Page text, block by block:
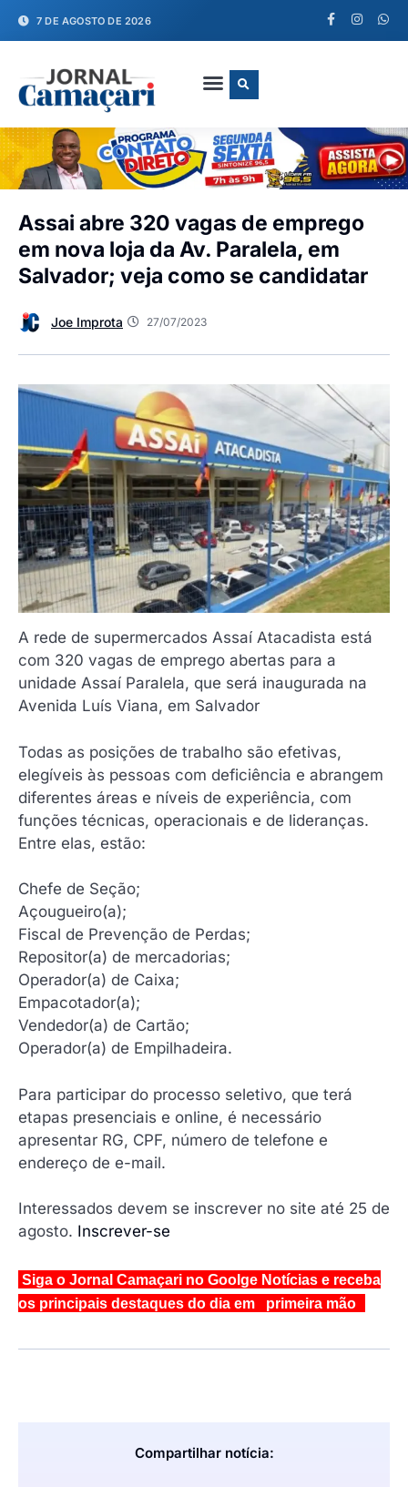
7 DE AGOSTO DE 2026
Assai abre 320 vagas de emprego
em nova loja da Av. Paralela, em
Salvador; veja como se candidatar
Joe Improta 27/07/2023
A rede de supermercados Assaí Atacadista está
com 320 vagas de emprego abertas para a
unidade Assaí Paralela, que será inaugurada na
Avenida Luís Viana, em Salvador
Todas as posições de trabalho são efetivas,
elegíveis às pessoas com deficiência e abrangem
diferentes áreas e níveis de experiência, com
funções técnicas, operacionais e de lideranças.
Entre elas, estão:
Chefe de Seção;
Açougueiro(a);
Fiscal de Prevenção de Perdas;
Repositor(a) de mercadorias;
Operador(a) de Caixa;
Empacotador(a);
Vendedor(a) de Cartão;
Operador(a) de Empilhadeira.
Para participar do processo seletivo, que terá
etapas presenciais e online, é necessário
apresentar RG, CPF, número de telefone e
endereço de e-mail.
Interessados devem se inscrever no site até 25 de
agosto. Inscrever-se
Siga o Jornal Camaçari no Goolge Notícias e receba
os principais destaques do dia em primeira mão
Compartilhar notícia: